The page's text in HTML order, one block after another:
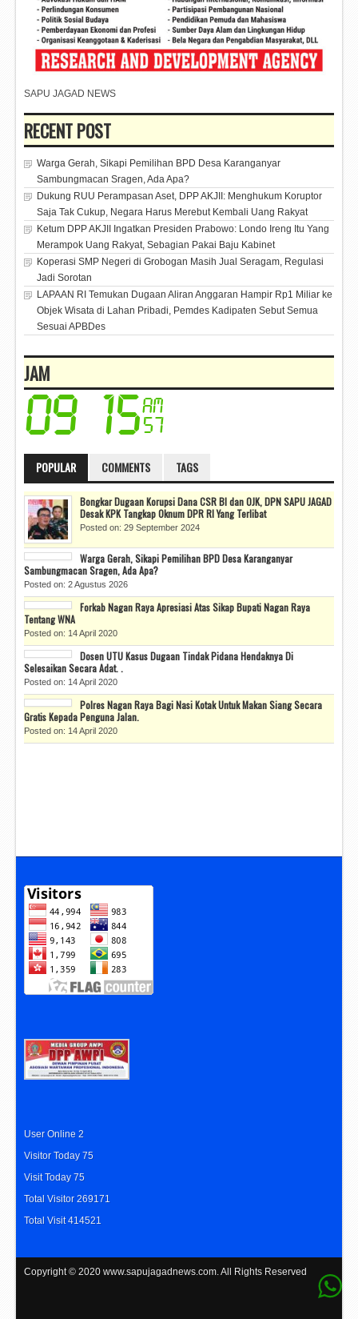
SAPU JAGAD NEWS
RECENT POST
Warga Gerah, Sikapi Pemilihan BPD Desa Karanganyar
Sambungmacan Sragen, Ada Apa?
Dukung RUU Perampasan Aset, DPP AKJII: Menghukum Koruptor
Saja Tak Cukup, Negara Harus Merebut Kembali Uang Rakyat
Ketum DPP AKJII Ingatkan Presiden Prabowo: Londo Ireng Itu Yang
Merampok Uang Rakyat, Sebagian Pakai Baju Kabinet
Koperasi SMP Negeri di Grobogan Masih Jual Seragam, Regulasi
Jadi Sorotan
LAPAAN RI Temukan Dugaan Aliran Anggaran Hampir Rp1 Miliar ke
Objek Wisata di Lahan Pribadi, Pemdes Kadipaten Sebut Semua
Sesuai APBDes
JAM
POPULAR COMMENTS TAGS
Bongkar Dugaan Korupsi Dana CSR BI dan OJK, DPN SAPU JAGAD
Desak KPK Tangkap Oknum DPR RI Yang Terlibat
Posted on: 29 September 2024
Warga Gerah, Sikapi Pemilihan BPD Desa Karanganyar
Sambungmacan Sragen, Ada Apa?
Posted on: 2 Agustus 2026
Forkab Nagan Raya Apresiasi Atas Sikap Bupati Nagan Raya
Tentang WNA
Posted on: 14 April 2020
Dosen UTU Kasus Dugaan Tindak Pidana Hendaknya Di
Selesaikan Secara Adat. .
Posted on: 14 April 2020
Polres Nagan Raya Bagi Nasi Kotak Untuk Makan Siang Secara
Gratis Kepada Penguna Jalan.
Posted on: 14 April 2020
User Online 2
Visitor Today 75
Visit Today 75
Total Visitor 269171
Total Visit 414521
Copyright © 2020 www.sapujagadnews.com. All Rights Reserved